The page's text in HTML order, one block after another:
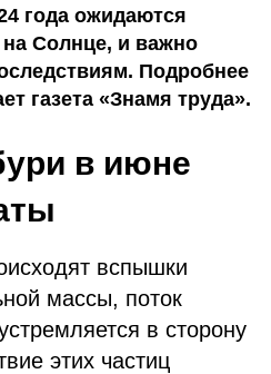
года ожидаются
Солнце, и важно
Подробнее
газета «Знамя труда».
в июне
вспышки
массы, поток
в сторону
этих частиц